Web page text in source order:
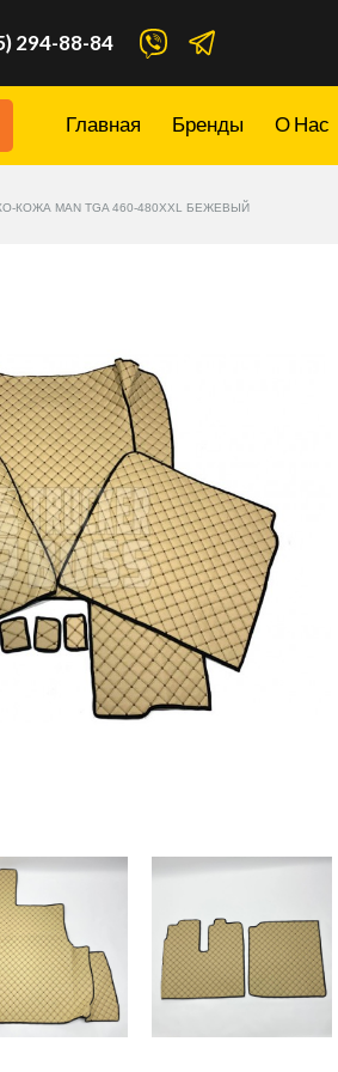
294-88-84
Главная Бренды О Нас
КОЖА MAN TGA 460-480XXL БЕЖЕВЫЙ